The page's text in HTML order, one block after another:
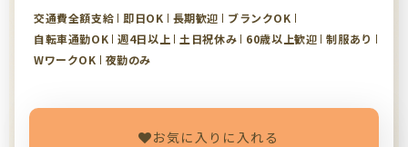
交通費全額支給 即日OK 長期歓迎
ブランクOK
自転車通勤OK
週4日以上 土日祝休み 60歳以上歓迎
制服あり
WワークOK
夜勤のみ
お気に入りに入れる